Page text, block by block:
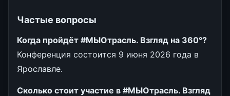
Частые вопросы
Когда пройдёт #МЫОтрасль. Взгляд на 360°?
Конференция состоится 9 июня 2026 года в
Ярославле.
Сколько стоит участие в #МЫОтрасль. Взгляд